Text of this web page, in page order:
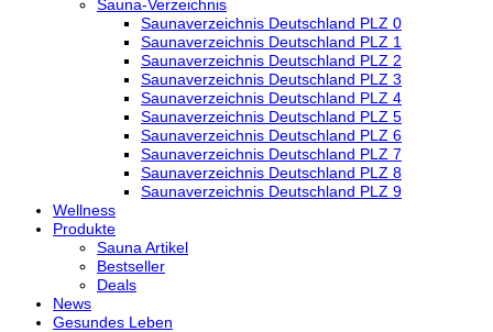
Sauna-Verzeichnis
Saunaverzeichnis Deutschland PLZ 0
Saunaverzeichnis Deutschland PLZ 1
Saunaverzeichnis Deutschland PLZ 2
Saunaverzeichnis Deutschland PLZ 3
Saunaverzeichnis Deutschland PLZ 4
Saunaverzeichnis Deutschland PLZ 5
Saunaverzeichnis Deutschland PLZ 6
Saunaverzeichnis Deutschland PLZ 7
Saunaverzeichnis Deutschland PLZ 8
Saunaverzeichnis Deutschland PLZ 9
Wellness
Produkte
Sauna Artikel
Bestseller
Deals
News
Gesundes Leben